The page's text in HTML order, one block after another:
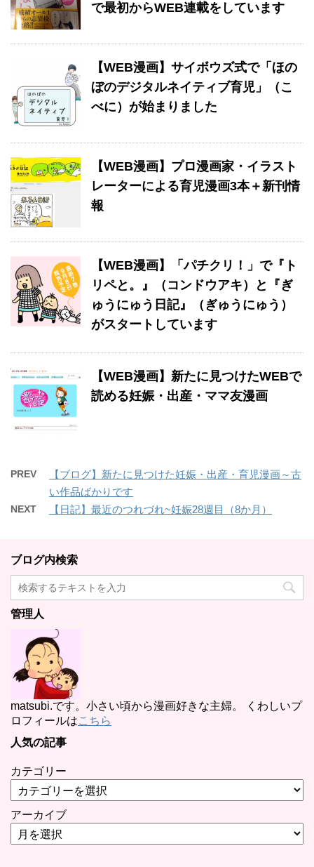
で最初からWEB連載をしています
【WEB漫画】サイボウズ式で「ほの
ぼのデジタルネイティブ育児」（こ
べに）が始まりました
【WEB漫画】プロ漫画家・イラスト
レーターによる育児漫画3本＋新刊情
報
【WEB漫画】「パチクリ！」で『ト
リペと。』（コンドウアキ）と『ぎ
ゅうにゅう日記』（ぎゅうにゅう）
がスタートしています
【WEB漫画】新たに見つけたWEBで
読める妊娠・出産・ママ友漫画
PREV
【ブログ】新たに見つけた妊娠・出産・育児漫画～古
い作品ばかりです
NEXT 【日記】最近のつれづれ~妊娠28週目（8か月）
ブログ内検索
管理人
matsubi.です。小さい頃から漫画好きな主婦。 くわしいプ
ロフィールはこちら
人気の記事
カテゴリー
アーカイブ